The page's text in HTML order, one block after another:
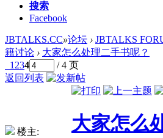
搜索
Facebook
JBTALKS.CC»论坛 › JBTALKS
籍讨论 › 大家怎么处理二手书呢？
1 234
/ 4 页
返回列表
楼主:
大家怎么